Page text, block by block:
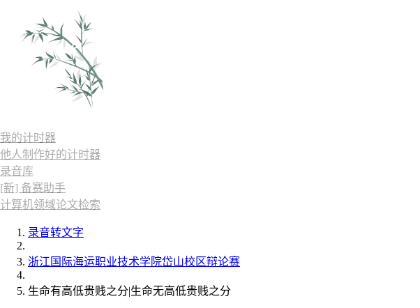
我的计时器
他人制作好的计时器
录音库
[新] 备赛助手
计算机领域论文检索
录音转文字
浙江国际海运职业技术学院岱山校区辩论赛
生命有高低贵贱之分|生命无高低贵贱之分